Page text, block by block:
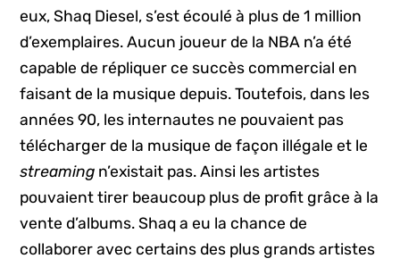
eux, Shaq Diesel, s’est écoulé à plus de 1 million
d’exemplaires. Aucun joueur de la NBA n’a été
capable de répliquer ce succès commercial en
faisant de la musique depuis. Toutefois, dans les
années 90, les internautes ne pouvaient pas
télécharger de la musique de façon illégale et le
streaming n’existait pas. Ainsi les artistes
pouvaient tirer beaucoup plus de profit grâce à la
vente d’albums. Shaq a eu la chance de
collaborer avec certains des plus grands artistes